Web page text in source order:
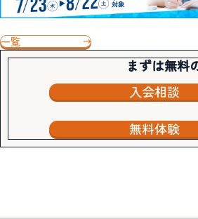
一覧
まずは無料
入会相談
無料体験